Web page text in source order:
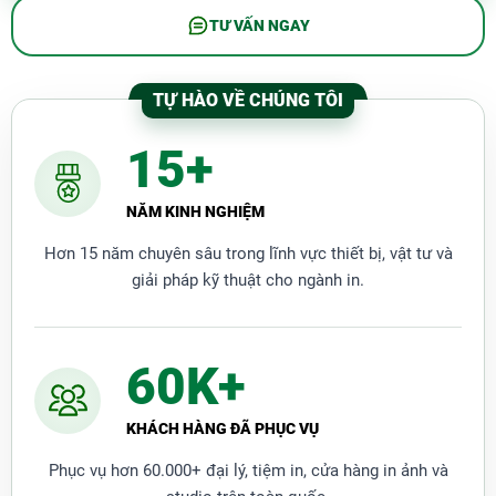
>>> Xem thêm:Mực Chính Hãng Hay Mực In
Liên Tục
2. Các loại mực in liên tục
TƯ VẤN NGAY
TỰ HÀO VỀ CHÚNG TÔI
15+
NĂM KINH NGHIỆM
Hơn 15 năm chuyên sâu trong lĩnh vực thiết bị, vật tư và
giải pháp kỹ thuật cho ngành in.
60K+
KHÁCH HÀNG ĐÃ PHỤC VỤ
Phục vụ hơn 60.000+ đại lý, tiệm in, cửa hàng in ảnh và